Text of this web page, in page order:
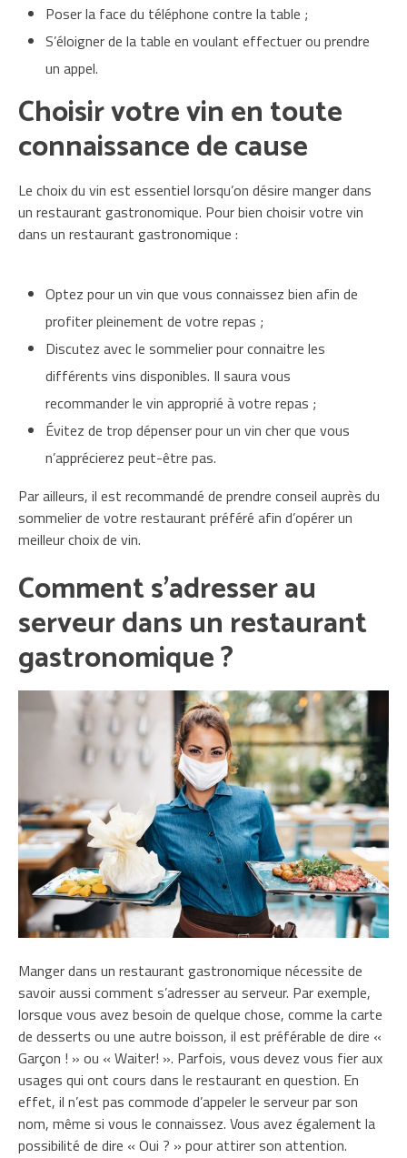
Poser la face du téléphone contre la table ;
S’éloigner de la table en voulant effectuer ou prendre
un appel.
Choisir votre vin en toute
connaissance de cause
Le choix du vin est essentiel lorsqu’on désire manger dans
un restaurant gastronomique. Pour bien choisir votre vin
dans un restaurant gastronomique :
Optez pour un vin que vous connaissez bien afin de
profiter pleinement de votre repas ;
Discutez avec le sommelier pour connaitre les
différents vins disponibles. Il saura vous
recommander le vin approprié à votre repas ;
Évitez de trop dépenser pour un vin cher que vous
n’apprécierez peut-être pas.
Par ailleurs, il est recommandé de prendre conseil auprès du
sommelier de votre restaurant préféré afin d’opérer un
meilleur choix de vin.
Comment s’adresser au
serveur dans un restaurant
gastronomique ?
Manger dans un restaurant gastronomique nécessite de
savoir aussi comment s’adresser au serveur. Par exemple,
lorsque vous avez besoin de quelque chose, comme la carte
de desserts ou une autre boisson, il est préférable de dire «
Garçon ! » ou « Waiter! ». Parfois, vous devez vous fier aux
usages qui ont cours dans le restaurant en question. En
effet, il n’est pas commode d’appeler le serveur par son
nom, même si vous le connaissez. Vous avez également la
possibilité de dire « Oui ? » pour attirer son attention.